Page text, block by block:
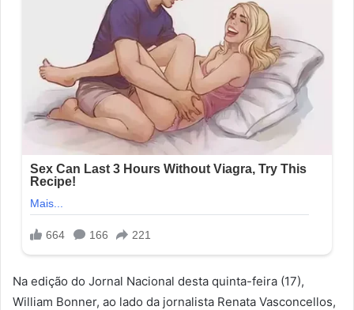
Na edição do Jornal Nacional desta quinta-feira (17),
William Bonner, ao lado da jornalista Renata Vasconcellos,